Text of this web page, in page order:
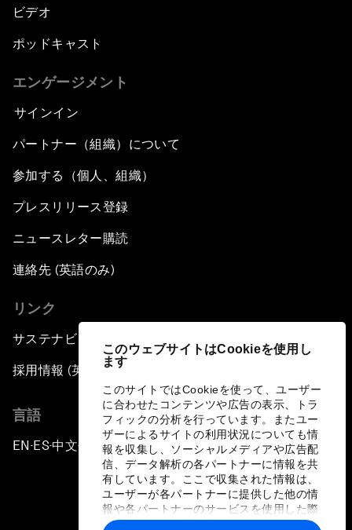
このウェブサイトはCookieを使用し
ます
このサイトではCookieを使って、ユーザー
に合わせたコンテンツや広告の表示、トラ
フィックの分析を行っています。またユー
ザーによるサイトの利用状況についても情
報を収集し、ソーシャルメディアや広告配
信、データ解析の各パートナーに情報を共
有しています。ここで収集された情報は、
ユーザーが各パートナーに提供した他の情
報や各パートナーのサービスを使用した際
に収集された情報と組み合わされ、各パー
ビデオ
ポッドキャスト
エンゲージメント
サインイン
パートナー（組織）について
参加する（個人、組織）
プレスリリース登録
ニュースレター購読
連絡先 (英語のみ)
リンク
サステナビリティへの取り組み
採用情報 (英語のみ)
言語
EN ▪ES▪中文▪ 日本語